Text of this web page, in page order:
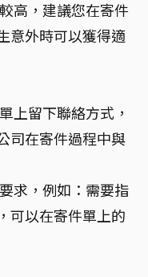
高，建議您在寄件
意外時可以獲得適
上留下聯絡方式，
司在寄件過程中與
求，例如：需要指
可以在寄件單上的